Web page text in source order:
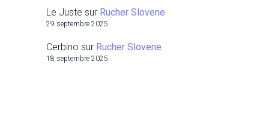
Le Juste sur Rucher Slovene
29 septembre 2025
Cerbino sur Rucher Slovene
18 septembre 2025